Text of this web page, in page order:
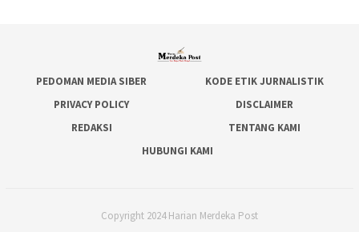
PEDOMAN MEDIA SIBER
KODE ETIK JURNALISTIK
PRIVACY POLICY
DISCLAIMER
REDAKSI
TENTANG KAMI
HUBUNGI KAMI
Copyright 2024 Harian Merdeka Post